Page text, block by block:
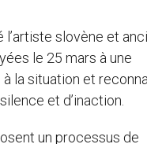
slovène et
le 25 mars à une
la situation et
et d’inaction.
un processus de